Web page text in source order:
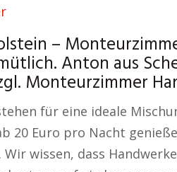
–
Anton aus
Monteurzimmer
für eine ideale
20 Euro pro Nacht
wissen, dass